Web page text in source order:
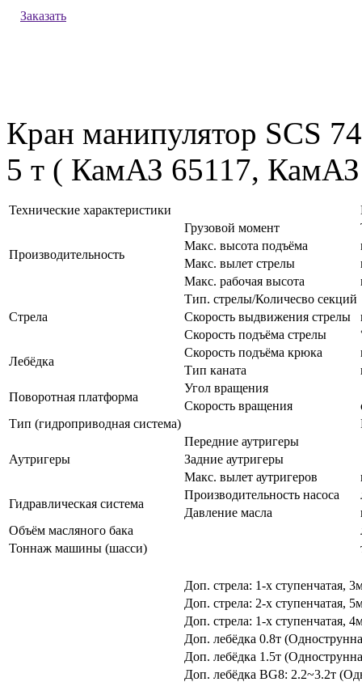
Заказать
Кран манипулятор SCS
5 т ( КамАЗ 65117,
Технические характеристики
Производительность
Грузовой момент
Макс. высота подъёма
Макс. вылет стрелы
Макс. рабочая высота
Стрела
Тип. стрелы/Количесво секций
Скорость выдвижения стрелы
Скорость подъёма стрелы
Лебёдка
Скорость подъёма крюка
Тип каната
Поворотная платформа
Угол вращения
Скорость вращения
Тип (гидроприводная система)
Аутригеры
Передние аутригеры
Задние аутригеры
Макс. вылет аутригеров
Гидравлическая система
Производительность насоса
Давление масла
Объём масляного бака
Тоннаж машины (шасси)
Доп. стрела: 1-х ступенчатая,
Доп. стрела: 2-х ступенчатая,
Доп. стрела: 1-х ступенчатая,
Доп. лебёдка 0.8т
Доп. лебёдка 1.5т
Доп. лебёдка BG8: 2.2~3.2т